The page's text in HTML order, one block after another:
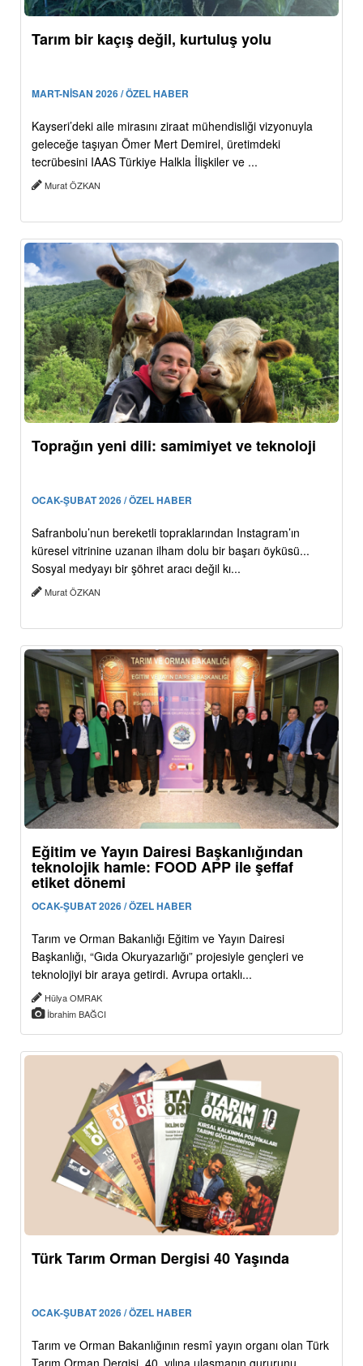
Tarım bir kaçış değil, kurtuluş yolu
MART-NİSAN 2026 / ÖZEL HABER
Kayseri’deki aile mirasını ziraat mühendisliği vizyonuyla
geleceğe taşıyan Ömer Mert Demirel, üretimdeki
tecrübesini IAAS Türkiye Halkla İlişkiler ve ...
Murat ÖZKAN
Toprağın yeni dili: samimiyet ve teknoloji
OCAK-ŞUBAT 2026 / ÖZEL HABER
Safranbolu’nun bereketli topraklarından Instagram’ın
küresel vitrinine uzanan ilham dolu bir başarı öyküsü...
Sosyal medyayı bir şöhret aracı değil kı...
Murat ÖZKAN
Eğitim ve Yayın Dairesi Başkanlığından
teknolojik hamle: FOOD APP ile şeffaf
etiket dönemi
OCAK-ŞUBAT 2026 / ÖZEL HABER
Tarım ve Orman Bakanlığı Eğitim ve Yayın Dairesi
Başkanlığı, “Gıda Okuryazarlığı” projesiyle gençleri ve
teknolojiyi bir araya getirdi. Avrupa ortaklı...
Hülya OMRAK
İbrahim BAĞCI
Türk Tarım Orman Dergisi 40 Yaşında
OCAK-ŞUBAT 2026 / ÖZEL HABER
Tarım ve Orman Bakanlığının resmî yayın organı olan Türk
Tarım Orman Dergisi, 40. yılına ulaşmanın gururunu